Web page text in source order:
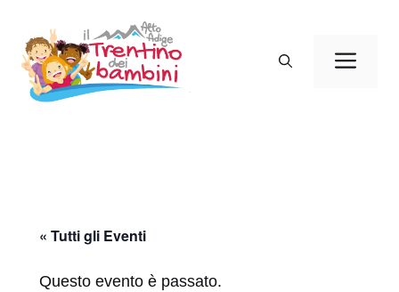
contenuto
« Tutti gli Eventi
Questo evento è passato.